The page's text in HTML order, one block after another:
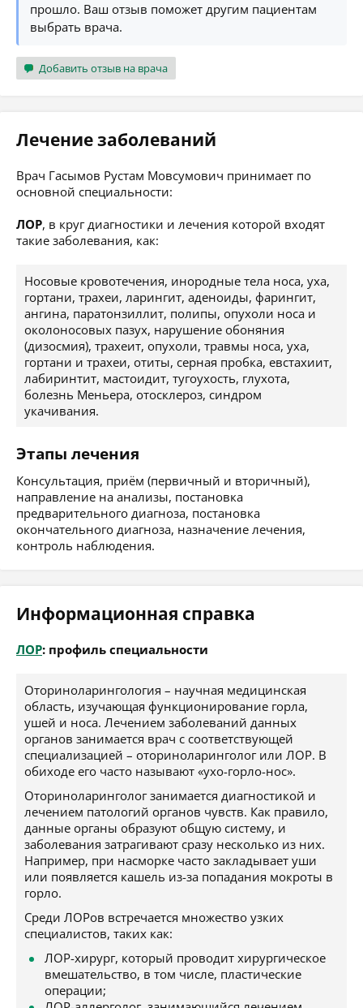
прошло. Ваш отзыв поможет другим пациентам
выбрать врача.
Добавить отзыв на врача
Лечение заболеваний
Врач Гасымов Рустам Мовсумович принимает по
основной специальности:
ЛОР, в круг диагностики и лечения которой входят
такие заболевания, как:
Носовые кровотечения, инородные тела носа, уха,
гортани, трахеи, ларингит, аденоиды, фарингит,
ангина, паратонзиллит, полипы, опухоли носа и
околоносовых пазух, нарушение обоняния
(дизосмия), трахеит, опухоли, травмы носа, уха,
гортани и трахеи, отиты, серная пробка, евстахиит,
лабиринтит, мастоидит, тугоухость, глухота,
болезнь Меньера, отосклероз, синдром
укачивания.
Этапы лечения
Консультация, приём (первичный и вторичный),
направление на анализы, постановка
предварительного диагноза, постановка
окончательного диагноза, назначение лечения,
контроль наблюдения.
Информационная справка
ЛОР: профиль специальности
Оториноларингология – научная медицинская
область, изучающая функционирование горла,
ушей и носа. Лечением заболеваний данных
органов занимается врач с соответствующей
специализацией – оториноларинголог или ЛОР. В
обиходе его часто называют «ухо-горло-нос».
Оториноларинголог занимается диагностикой и
лечением патологий органов чувств. Как правило,
данные органы образуют общую систему, и
заболевания затрагивают сразу несколько из них.
Например, при насморке часто закладывает уши
или появляется кашель из-за попадания мокроты в
горло.
Среди ЛОРов встречается множество узких
специалистов, таких как:
ЛОР-хирург, который проводит хирургическое
вмешательство, в том числе, пластические
операции;